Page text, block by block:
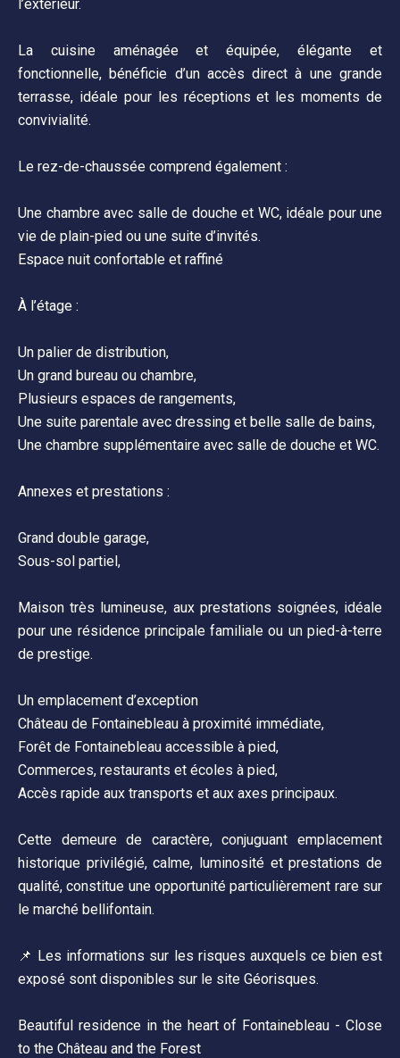
l’extérieur.
La cuisine aménagée et équipée, élégante et
fonctionnelle, bénéficie d’un accès direct à une grande
terrasse, idéale pour les réceptions et les moments de
convivialité.
Le rez-de-chaussée comprend également :
Une chambre avec salle de douche et WC, idéale pour une
vie de plain-pied ou une suite d’invités.
Espace nuit confortable et raffiné
À l’étage :
Un palier de distribution,
Un grand bureau ou chambre,
Plusieurs espaces de rangements,
Une suite parentale avec dressing et belle salle de bains,
Une chambre supplémentaire avec salle de douche et WC.
Annexes et prestations :
Grand double garage,
Sous-sol partiel,
Maison très lumineuse, aux prestations soignées, idéale
pour une résidence principale familiale ou un pied-à-terre
de prestige.
Un emplacement d’exception
Château de Fontainebleau à proximité immédiate,
Forêt de Fontainebleau accessible à pied,
Commerces, restaurants et écoles à pied,
Accès rapide aux transports et aux axes principaux.
Cette demeure de caractère, conjuguant emplacement
historique privilégié, calme, luminosité et prestations de
qualité, constitue une opportunité particulièrement rare sur
le marché bellifontain.
📌 Les informations sur les risques auxquels ce bien est
exposé sont disponibles sur le site Géorisques.
Beautiful residence in the heart of Fontainebleau - Close
to the Château and the Forest